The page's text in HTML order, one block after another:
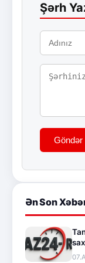
Şərh
Göndər
Ən Son